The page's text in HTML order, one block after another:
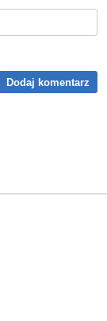
Dodaj komentarz